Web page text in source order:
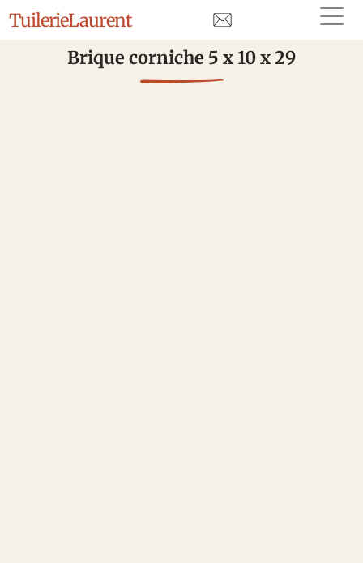
TuilerieLaurent
Brique corniche 5 x 10 x 29